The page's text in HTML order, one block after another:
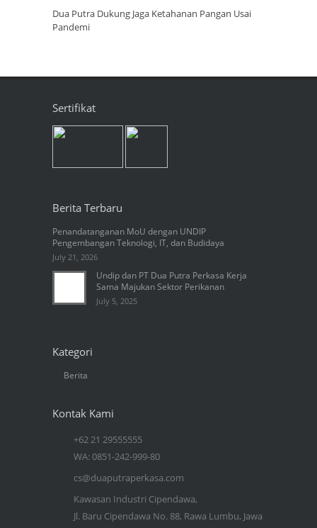
Dua Putra Dukung Jaga Ketahanan Pangan Usai
Pandemi
Sertifikat
Berita Terbaru
Penandatanganan MoU dengan UNDIP
Pengembangan Teknologi, IT, dan Budidaya
July 21, 2026
Undip dan PT Dua Putra Perkasa Kerja
Sama Majukan Sektor Perikanan
July 5, 2025
Kategori
Berita
Kontak Kami
+62 21 29555555
WA: 0851-242-999-80
cs@duaputraperkasa.com
Kawasan Industri Cipendawa,
Jl. Baru Cipendawa No. 88, Rawa Lumbu, Jawa